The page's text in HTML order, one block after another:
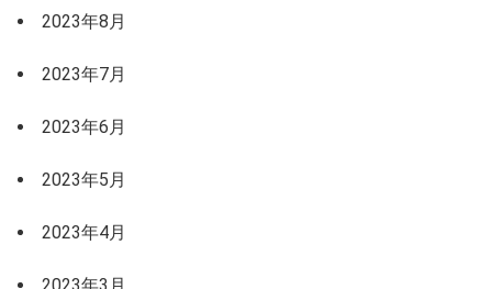
2023年8月
2023年7月
2023年6月
2023年5月
2023年4月